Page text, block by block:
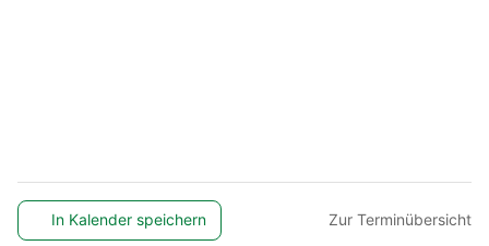
In Kalender speichern Zur Terminübersicht